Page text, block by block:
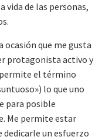
vida de las personas,
ocasión que me gusta
protagonista activo y
permite el término
lo que uno
para posible
Me permite estar
dedicarle un esfuerzo